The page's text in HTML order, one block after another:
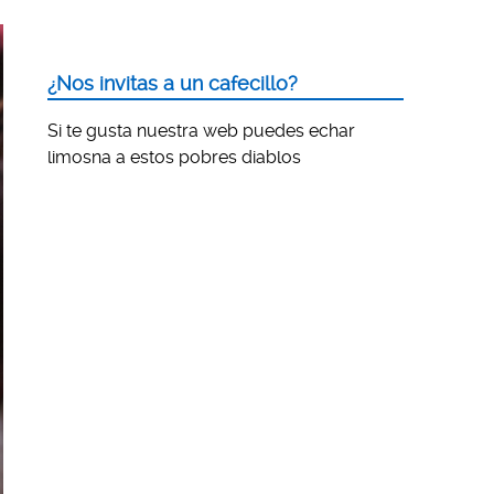
¿Nos invitas a un cafecillo?
Si te gusta nuestra web puedes echar
limosna a estos pobres diablos